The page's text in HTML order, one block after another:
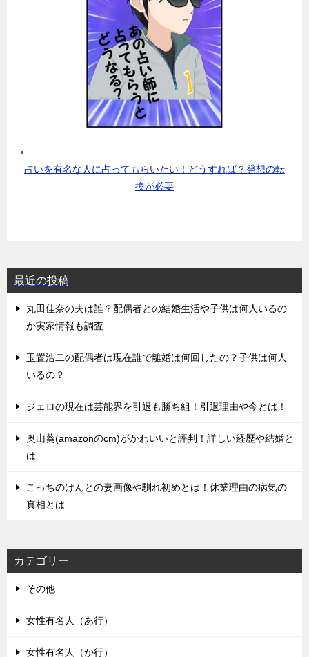
占いを有名な人に占ってもらいたい！どうすれば？発想の転
換が必要
最近の投稿
丸田佳奈の夫は誰？配偶者との結婚生活や子供は何人いるの
か実家情報も調査
玉置浩二の配偶者は現在誰で離婚は何回したの？子供は何人
いるの？
ジェロの現在は芸能界を引退も勝ち組！引退理由や今とは！
奥山葵(amazonのcm)がかわいいと評判！詳しい経歴や結婚と
は
こっちのけんとの妻画像や馴れ初めとは！休業理由の病気の
真相とは
カテゴリー
その他
女性有名人（あ行）
女性有名人（か行）